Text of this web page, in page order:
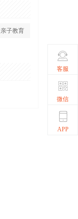
亲子教育
客服
微信
APP